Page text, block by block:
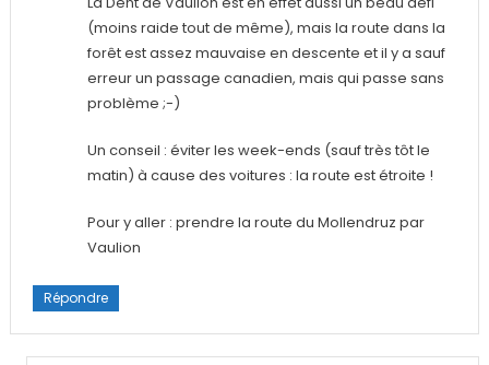
(moins raide tout de même), mais la route dans la
forêt est assez mauvaise en descente et il y a sauf
erreur un passage canadien, mais qui passe sans
problème ;-)
Un conseil : éviter les week-ends (sauf très tôt le
matin) à cause des voitures : la route est étroite !
Pour y aller : prendre la route du Mollendruz par
Vaulion
Répondre